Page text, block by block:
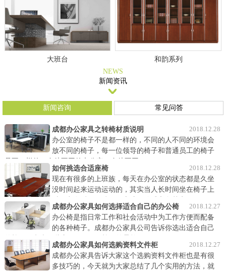
大班台
和韵系列
NEWS
新闻资讯
新闻咨询 常见问答
成都办公家具之转椅材质说明
2018.12.28
办公室的椅子不是都一样的，不同的人不同的环境会
放不同的椅子，每一位领导的椅子和普通员工的椅子
是不一样的，身处不同的办公室，身处不同……
如何挑选合适座椅
2018.12.28
现在有很多的上班族，每天在办公室的状态都是久坐
没时间起来运动运动的，其实当人长时间坐在椅子上
成都办公家具如何选择适合自己的办公椅
2018.12.27
办公椅是指日常工作和社会活动中为工作方便而配备
的各种椅子。成都办公家具公司告诉你选出适合自己
的椅子要考虑哪些方面呢？ 1、椅子的柔软……
成都办公家具如何选购资料文件柜
2018.12.27
成都办公家具告诉大家这个选购资料文件柜也是有很
多技巧的，今天就为大家总结了几个实用的方法，就